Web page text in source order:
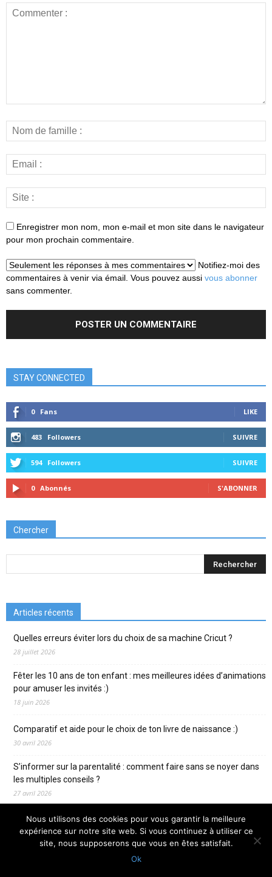
Enregistrer mon nom, mon e-mail et mon site dans le navigateur
pour mon prochain commentaire.
Notifiez-moi des
commentaires à venir via émail. Vous pouvez aussi vous abonner
sans commenter.
STAY CONNECTED
0 Fans LIKE
483 Followers SUIVRE
594 Followers SUIVRE
0 Abonnés S'ABONNER
Chercher
Articles récents
Quelles erreurs éviter lors du choix de sa machine Cricut ?
28 juillet 2026
Fêter les 10 ans de ton enfant : mes meilleures idées d’animations
pour amuser les invités :)
18 juin 2026
Comparatif et aide pour le choix de ton livre de naissance :)
30 avril 2026
S’informer sur la parentalité : comment faire sans se noyer dans
les multiples conseils ?
27 avril 2026
Comment choisir ton costume pour homme pour ton mariage ?
Mes conseils !
23 avril 2026
Nous utilisons des cookies pour vous garantir la meilleure
expérience sur notre site web. Si vous continuez à utiliser ce
site, nous supposerons que vous en êtes satisfait.
Ok